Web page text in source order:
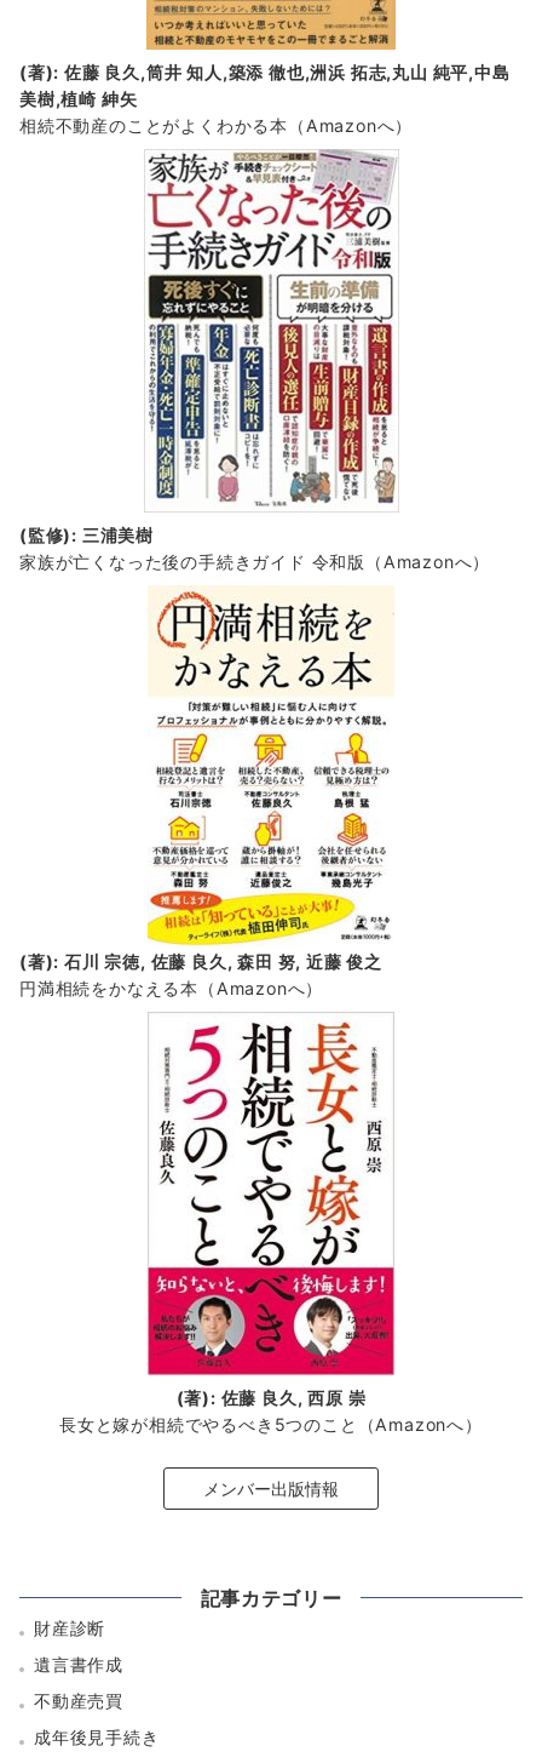
(著): 佐藤 良久,筒井 知人,築添 徹也,洲浜 拓志,丸山 純平,中島
美樹,植崎 紳矢
相続不動産のことがよくわかる本（Amazonへ）
(監修): 三浦美樹
家族が亡くなった後の手続きガイド 令和版（Amazonへ）
(著): 石川 宗徳, 佐藤 良久, 森田 努, 近藤 俊之
円満相続をかなえる本（Amazonへ）
(著): 佐藤 良久, 西原 崇
長女と嫁が相続でやるべき5つのこと（Amazonへ）
メンバー出版情報
記事カテゴリー
財産診断
遺言書作成
不動産売買
成年後見手続き